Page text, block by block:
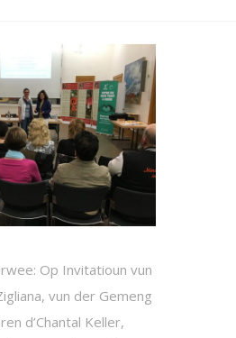
Op Invitatioun vun
vun der Gemeng
d’Chantal Keller,